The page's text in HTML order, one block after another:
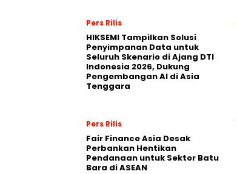
Pers Rilis
HIKSEMI Tampilkan Solusi
Penyimpanan Data untuk
Seluruh Skenario di Ajang DTI
Indonesia 2026, Dukung
Pengembangan AI di Asia
Tenggara
Pers Rilis
Fair Finance Asia Desak
Perbankan Hentikan
Pendanaan untuk Sektor Batu
Bara di ASEAN